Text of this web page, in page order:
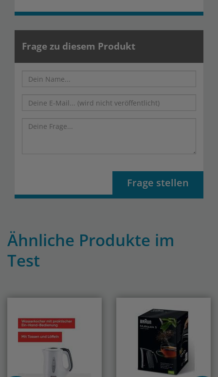
Frage zu diesem Produkt
Frage stellen
Ähnliche Produkte im
Test
Previous